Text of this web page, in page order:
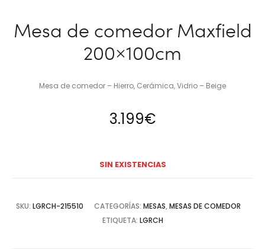
Mesa de comedor Maxfield
200×100cm
Mesa de comedor – Hierro, Cerámica, Vidrio – Beige
3.199€
SIN EXISTENCIAS
SKU: LGRCH-215510 CATEGORÍAS: MESAS, MESAS DE COMEDOR
ETIQUETA: LGRCH